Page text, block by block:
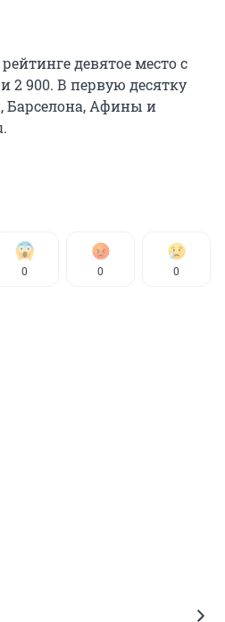
девятое место с
2 900. В первую десятку
Афины и
0 0 0